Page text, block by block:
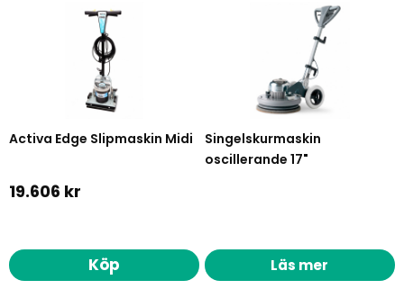
Activa Edge Slipmaskin Midi
19.606 kr
Köp
Singelskurmaskin
oscillerande 17"
Läs mer